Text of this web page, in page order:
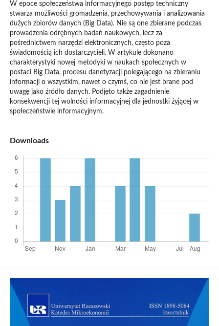
W epoce społeczeństwa informacyjnego postęp techniczny
stwarza możliwości gromadzenia, przechowywania i analizowania
dużych zbiorów danych (Big Data). Nie są one zbierane podczas
prowadzenia odrębnych badań naukowych, lecz za
pośrednictwem narzędzi elektronicznych, często poza
świadomością ich dostarczycieli. W artykule dokonano
charakterystyki nowej metodyki w naukach społecznych w
postaci Big Data, procesu danetyzacji polegającego na zbieraniu
informacji o wszystkim, nawet o czymś, co nie jest brane pod
uwagę jako źródło danych. Podjęto także zagadnienie
konsekwencji tej wolności informacyjnej dla jednostki żyjącej w
społeczeństwie informacyjnym.
Downloads